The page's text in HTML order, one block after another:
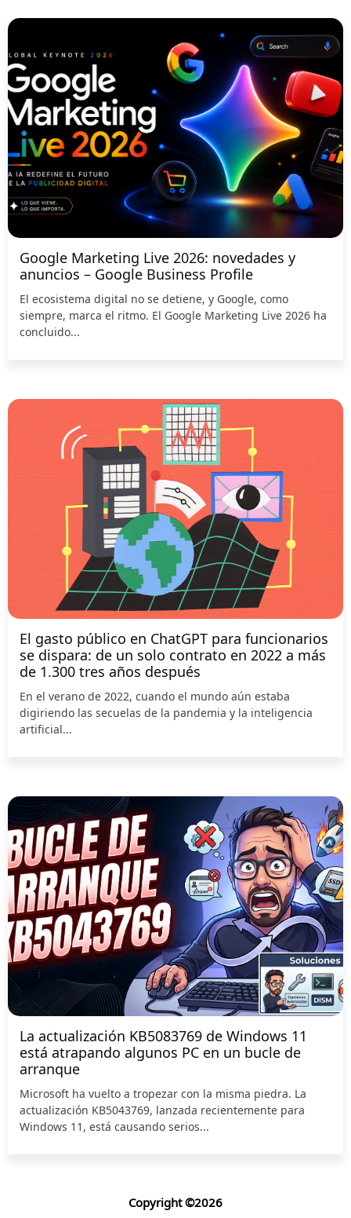
Google Marketing Live 2026: novedades y
anuncios – Google Business Profile
El ecosistema digital no se detiene, y Google, como
siempre, marca el ritmo. El Google Marketing Live 2026 ha
concluido...
El gasto público en ChatGPT para funcionarios
se dispara: de un solo contrato en 2022 a más
de 1.300 tres años después
En el verano de 2022, cuando el mundo aún estaba
digiriendo las secuelas de la pandemia y la inteligencia
artificial...
La actualización KB5083769 de Windows 11
está atrapando algunos PC en un bucle de
arranque
Microsoft ha vuelto a tropezar con la misma piedra. La
actualización KB5043769, lanzada recientemente para
Windows 11, está causando serios...
Copyright ©2026